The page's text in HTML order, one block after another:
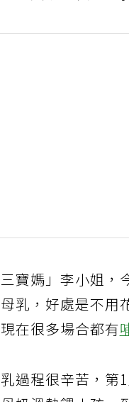
寶媽」李小姐，
乳，好處是不用
在很多場合都有
過程很辛苦，第